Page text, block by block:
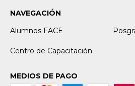
NAVEGACIÓN
Alumnos FACE
Centro de Capacitación
MEDIOS DE PAGO